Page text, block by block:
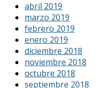
abril 2019
marzo 2019
febrero 2019
enero 2019
diciembre 2018
noviembre 2018
octubre 2018
septiembre 2018